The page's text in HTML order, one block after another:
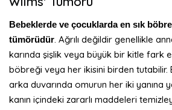
Bebeklerde ve çocuklarda en sık
tümörüdür. Ağrılı değildir genellikle
karında şişlik veya büyük bir kitle fark
böbreği veya her ikisini birden tutabilir.
arka duvarında omurun her iki yanına
kanın içindeki zararlı maddeleri